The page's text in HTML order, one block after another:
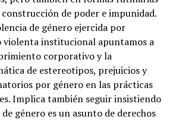
construcción de poder e impunidad.
de género ejercida por
violenta institucional apuntamos a
corporativo y la
de estereotipos, prejuicios y
por género en las prácticas
Implica también seguir insistiendo
género es un asunto de derechos